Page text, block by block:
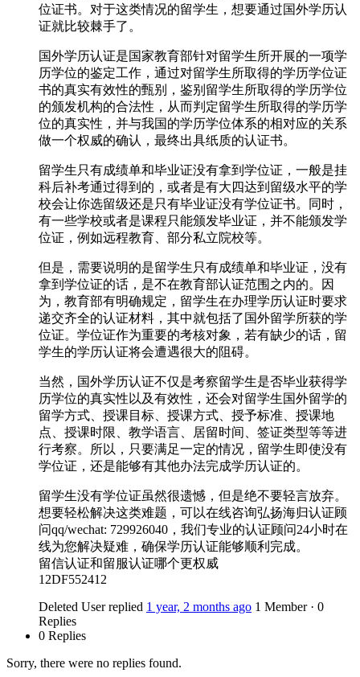
位证书。对于这类情况的留学生，想要通过国外学历认
证就比较棘手了。
国外学历认证是国家教育部针对留学生所开展的一项学
历学位的鉴定工作，通过对留学生所取得的学历学位证
书的真实有效性的甄别，鉴别留学生所取得的学历学位
的颁发机构的合法性，从而判定留学生所取得的学历学
位的真实性，并与我国的学历学位体系的相对应的关系
做一个权威的确认，最终出具纸质的认证书。
留学生只有成绩单和毕业证没有拿到学位证，一般是挂
科后补考通过得到的，或者是有大四达到留级水平的学
校会让你选留级还是只有毕业证没有学位证书。同时，
有一些学校或者是课程只能颁发毕业证，并不能颁发学
位证，例如远程教育、部分私立院校等。
但是，需要说明的是留学生只有成绩单和毕业证，没有
拿到学位证的话，是不在教育部认证范围之内的。因
为，教育部有明确规定，留学生在办理学历认证时要求
递交齐全的认证材料，其中就包括了国外留学所获的学
位证。学位证作为重要的考核对象，若有缺少的话，留
学生的学历认证将会遭遇很大的阻碍。
当然，国外学历认证不仅是考察留学生是否毕业获得学
历学位的真实性以及有效性，还会对留学生国外留学的
留学方式、授课目标、授课方式、授予标准、授课地
点、授课时限、教学语言、居留时间、签证类型等等进
行考察。所以，只要满足一定的情况，留学生即使没有
学位证，还是能够有其他办法完成学历认证的。
留学生没有学位证虽然很遗憾，但是绝不要轻言放弃。
想要轻松解决这类难题，可以在线咨询弘扬海归认证顾
问qq/wechat: 729926040，我们专业的认证顾问24小时在
线为您解决疑难，确保学历认证能够顺利完成。
留信认证和留服认证哪个更权威
12DF552412
Deleted User replied 1 year, 2 months ago 1 Member · 0
Replies
0 Replies
Sorry, there were no replies found.